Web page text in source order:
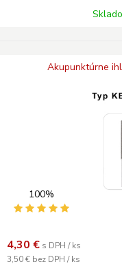
Akupunktúrne
100%
4,30 € s DPH / ks
3,50 € bez DPH / ks